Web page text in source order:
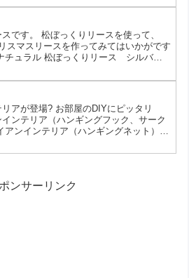
行けば、そんな悩みを解決できるんで
りアイテムを使って、初心者さんでも
ドの世界をご紹介していきます。 ダイ
、ハンドメイドを楽しも...
です。 松ぼっくりリースを使って、
スマスリースを作ってみてはいかがです
ュラル 松ぼっくりリース シルバー
アが登場? お部屋のDIYにピッタリ
ンテリア（ハンギングフック、サーク
ンインテリア（ハンギングネット）
ォールラック（アンティーク調）
ンサーリンク